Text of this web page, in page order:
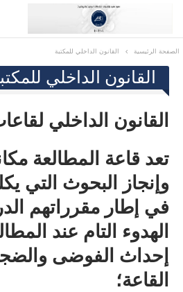
الصفحة الرئيسية القانون الداخلي للمكتبة
القانون الداخلي
القانون الداخلي
تعد قاعة المطالعة
وإنجاز البحوث التي
في إطار مقرراتهم
الهدوء التام عند
إحداث الفوضى
القاعة؛